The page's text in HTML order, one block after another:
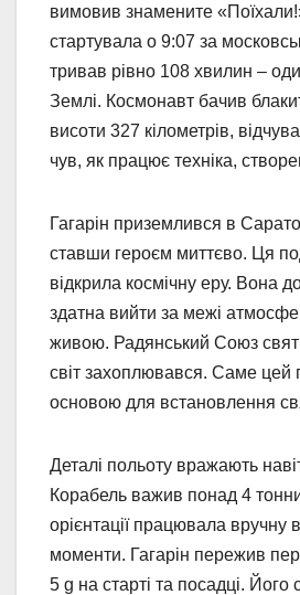
вимовив знамените
стартувала о 9:07 за
тривав рівно 108 хвилин –
Землі. Космонавт бачив
висоти 327 кілометрів,
чув, як працює техніка,
Гагарін приземлився в
ставши героєм миттєво. Ця
відкрила космічну еру. Вона
здатна вийти за межі
живою. Радянський Союз
світ захоплювався. Саме цей
основою для встановлення
Деталі польоту вражають
Корабель важив понад 4
орієнтації працювала вручну
моменти. Гагарін пережив
5 g на старті та посадці.